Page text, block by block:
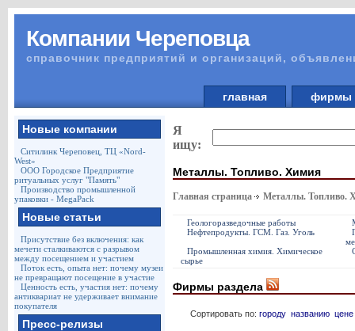
Компании Череповца
справочник предприятий и организаций,
главная
Новые компании
Ситилинк Череповец, ТЦ «Nord-
West»
ООО Городское Предприятие
ритуальных услуг "Память"
Производство промышленной
упаковки - MegaPack
Новые статьи
Присутствие без включения: как
мечети сталкиваются с разрывом
между посещением и участием
Поток есть, опыта нет: почему музеи
не превращают посещение в участие
Ценность есть, участия нет: почему
антиквариат не удерживает внимание
покупателя
Пресс-релизы
Я
ищу:
Металлы. Топливо. Химия
Главная страница Металлы. Топливо.
Геологоразведочные работы
Нефтепродукты. ГСМ. Газ. Уголь
Промышленная химия. Химическое
сырье
Фирмы раздела
Сортировать по: городу названию цене